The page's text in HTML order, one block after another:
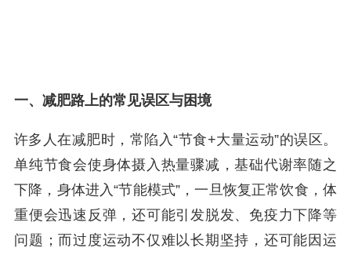
一、减肥路上的常见误区与困境
许多人在减肥时，常陷入“节食+大量运动”的误区。
单纯节食会使身体摄入热量骤减，基础代谢率随之
下降，身体进入“节能模式”，一旦恢复正常饮食，体
重便会迅速反弹，还可能引发脱发、免疫力下降等
问题；而过度运动不仅难以长期坚持，还可能因运